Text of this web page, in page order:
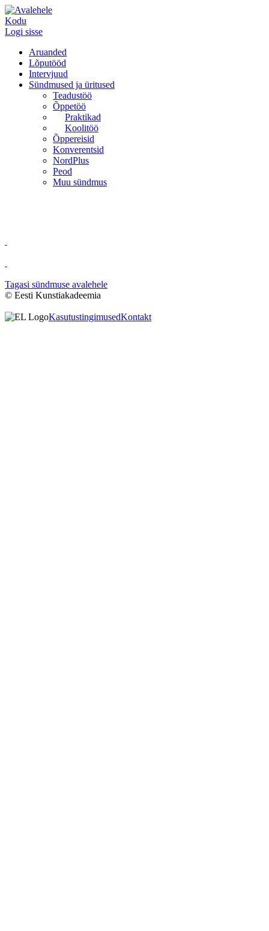
Kodu
Logi sisse
Aruanded
Lõputööd
Intervjuud
Sündmused ja üritused
Teadustöö
Õppetöö
Praktikad
Koolitöö
Õppereisid
Konverentsid
NordPlus
Peod
Muu sündmus
Tagasi sündmuse avalehele
© Eesti Kunstiakadeemia
KasutustingimusedKontakt